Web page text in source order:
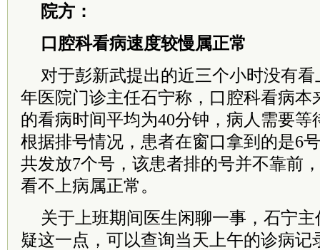
院方：
口腔科看病速度较慢属正常
对于彭新武提出的近三个小时没有
年医院门诊主任石宁称，口腔科看病本
的看病时间平均为40分钟，病人需要等
根据排号情况，患者在窗口拿到的是6
共发放7个号，该患者排的号并不靠前
看不上病属正常。
关于上班期间医生闲聊一事，石宁
疑这一点，可以查询当天上午的诊病记